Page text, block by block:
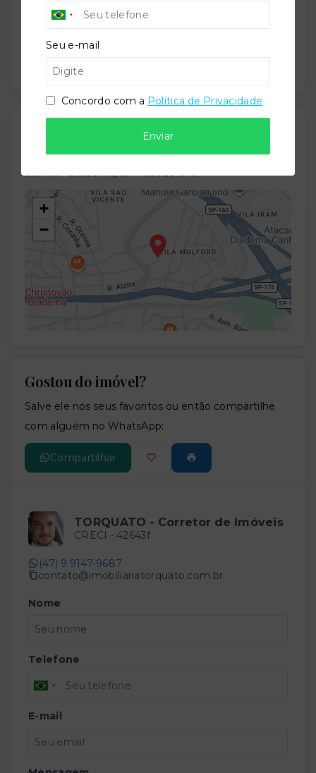
Previsão de entrega:
30/04/2029
Avenida Fábio Eduardo Ramos Esquivel, 1048 -
Centro - Diadema/SP- 09920-578
+
−
Gostou do imóvel?
Salve ele nos seus favoritos ou então compartilhe
com alguém no WhatsApp:
Compartilhar
TORQUATO - Corretor de Imóveis
CRECI - 42643f
(47) 9 9147-9687
contato@imobiliariatorquato.com.br
Nome
Telefone
E-mail
Seu e-mail
Concordo com a Política de Privacidade
Enviar